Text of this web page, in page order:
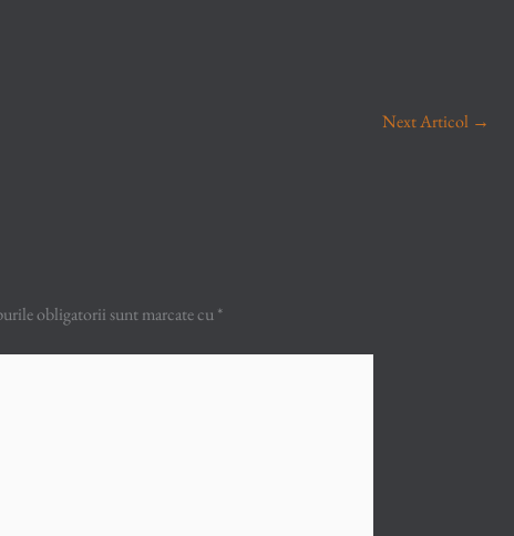
Next Articol →
obligatorii sunt marcate cu*